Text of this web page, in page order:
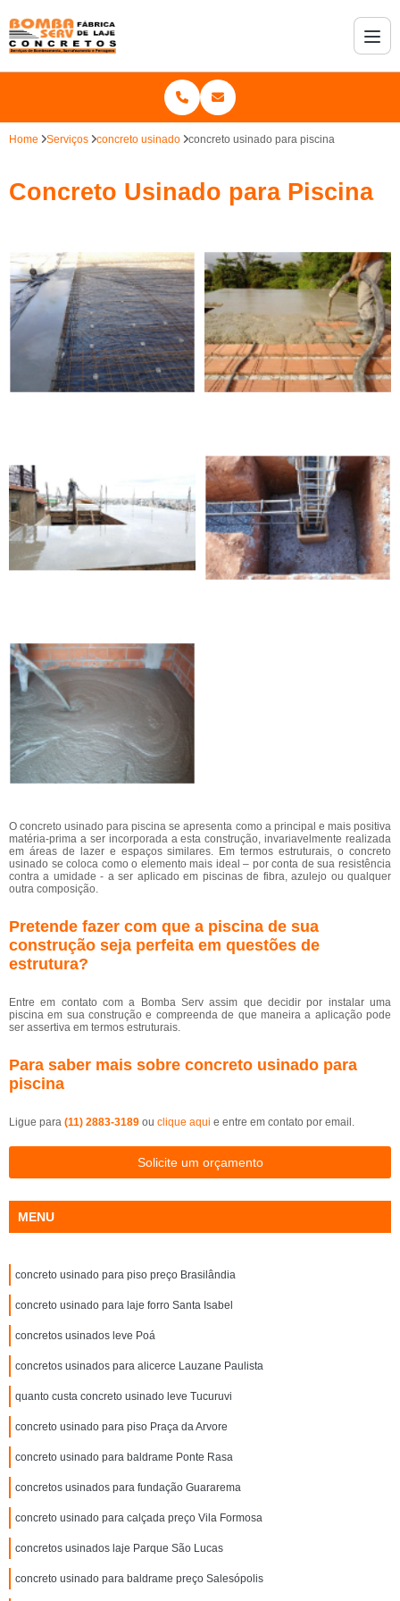
Home Serviços concreto usinado concreto usinado para piscina
Concreto Usinado para Piscina
O concreto usinado para piscina se apresenta como a principal e mais positiva
matéria-prima a ser incorporada a esta construção, invariavelmente realizada
em áreas de lazer e espaços similares. Em termos estruturais, o concreto
usinado se coloca como o elemento mais ideal – por conta de sua resistência
contra a umidade - a ser aplicado em piscinas de fibra, azulejo ou qualquer
outra composição.
Pretende fazer com que a piscina de sua
construção seja perfeita em questões de
estrutura?
Entre em contato com a Bomba Serv assim que decidir por instalar uma
piscina em sua construção e compreenda de que maneira a aplicação pode
ser assertiva em termos estruturais.
Para saber mais sobre concreto usinado para
piscina
Ligue para (11) 2883-3189 ou clique aqui e entre em contato por email.
Solicite um orçamento
MENU
concreto usinado para piso preço Brasilândia
concreto usinado para laje forro Santa Isabel
concretos usinados leve Poá
concretos usinados para alicerce Lauzane Paulista
quanto custa concreto usinado leve Tucuruvi
concreto usinado para piso Praça da Arvore
concreto usinado para baldrame Ponte Rasa
concretos usinados para fundação Guararema
concreto usinado para calçada preço Vila Formosa
concretos usinados laje Parque São Lucas
concreto usinado para baldrame preço Salesópolis